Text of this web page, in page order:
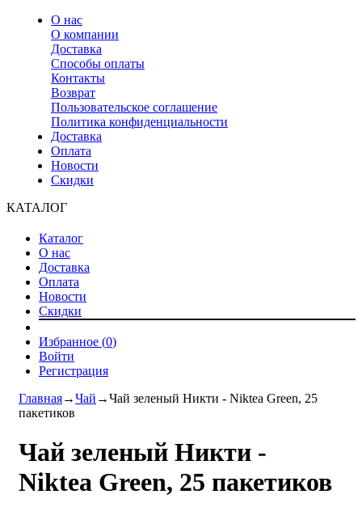
О нас
О компании
Доставка
Способы оплаты
Контакты
Возврат
Пользовательское соглашение
Политика конфиденциальности
Доставка
Оплата
Новости
Скидки
КАТАЛОГ
Каталог
О нас
Доставка
Оплата
Новости
Скидки
Избранное (0)
Войти
Регистрация
Главная→Чай →Чай зеленый Никти - Niktea Green, 25
пакетиков
Чай зеленый Никти -
Niktea Green, 25 пакетиков